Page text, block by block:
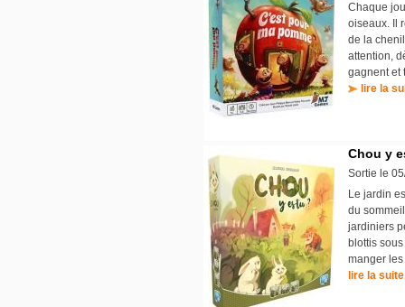
Chaque
oiseaux. Il
de la
attention,
gagnent et
lire la
Chou y
Sortie le
Le jardin
du
jardiniers
blottis
manger
lire la suite